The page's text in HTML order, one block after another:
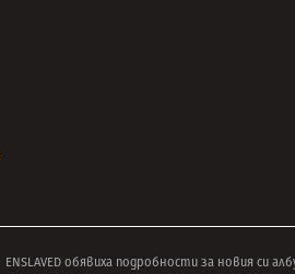
ENSLAVED обявиха подробности за новия си